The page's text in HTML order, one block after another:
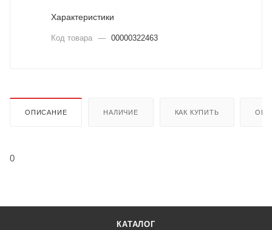
Характеристики
Код товара — 00000322463
ОПИСАНИЕ НАЛИЧИЕ КАК КУПИТЬ
0
КАТАЛОГ